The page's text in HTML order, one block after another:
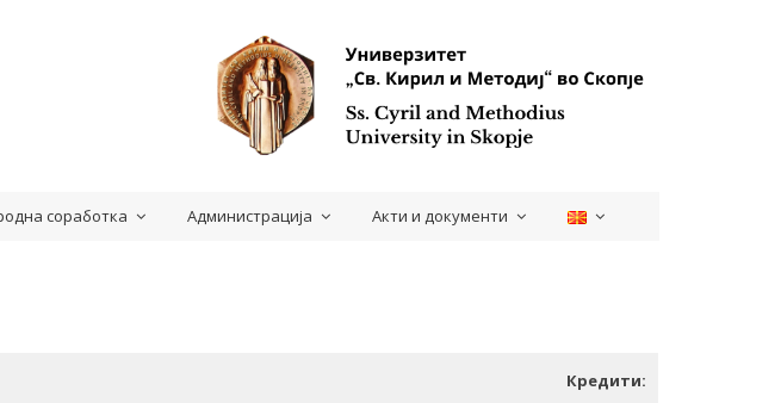
соработка Администрација Акти и документи
Кредити: